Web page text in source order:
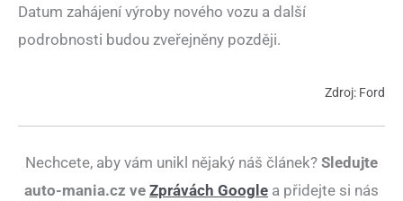
Datum zahájení výroby nového vozu a další
podrobnosti budou zveřejněny později.
Zdroj: Ford
Nechcete, aby vám unikl nějaký náš článek? Sledujte
auto-mania.cz ve Zprávách Google a přidejte si nás